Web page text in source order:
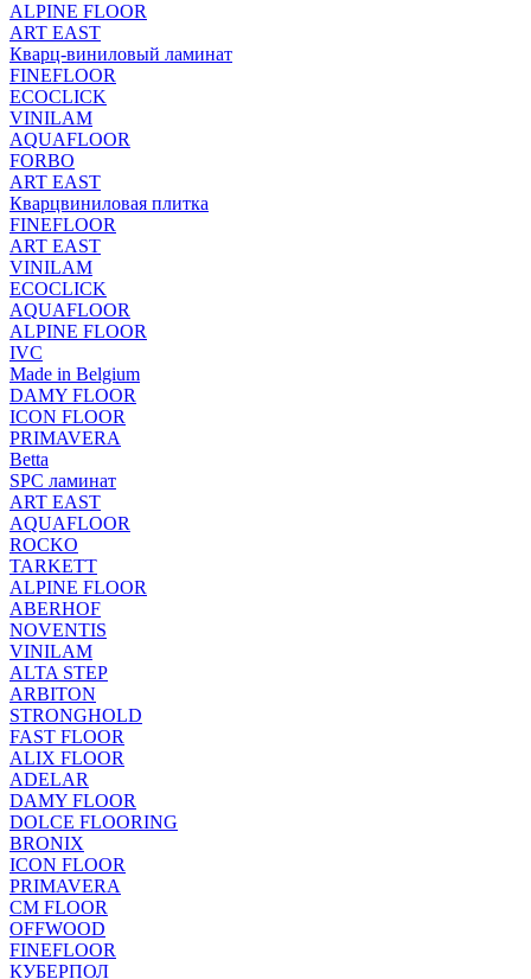
ALPINE FLOOR
ART EAST
Кварц-виниловый ламинат
FINEFLOOR
ECOCLICK
VINILAM
AQUAFLOOR
FORBO
ART EAST
Кварцвиниловая плитка
FINEFLOOR
ART EAST
VINILAM
ECOCLICK
AQUAFLOOR
ALPINE FLOOR
IVC
Made in Belgium
DAMY FLOOR
ICON FLOOR
PRIMAVERA
Betta
SPC ламинат
ART EAST
AQUAFLOOR
ROCKO
TARKETT
ALPINE FLOOR
ABERHOF
NOVENTIS
VINILAM
ALTA STEP
ARBITON
STRONGHOLD
FAST FLOOR
ALIX FLOOR
ADELAR
DAMY FLOOR
DOLCE FLOORING
BRONIX
ICON FLOOR
PRIMAVERA
CM FLOOR
OFFWOOD
FINEFLOOR
КУБЕРПОЛ